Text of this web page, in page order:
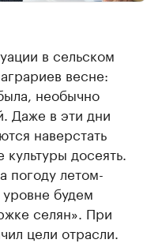
в сельском
весне:
необычно
Даже в эти дни
наверстать
досеять.
погоду летом-
будем
селян». При
цели отрасли.